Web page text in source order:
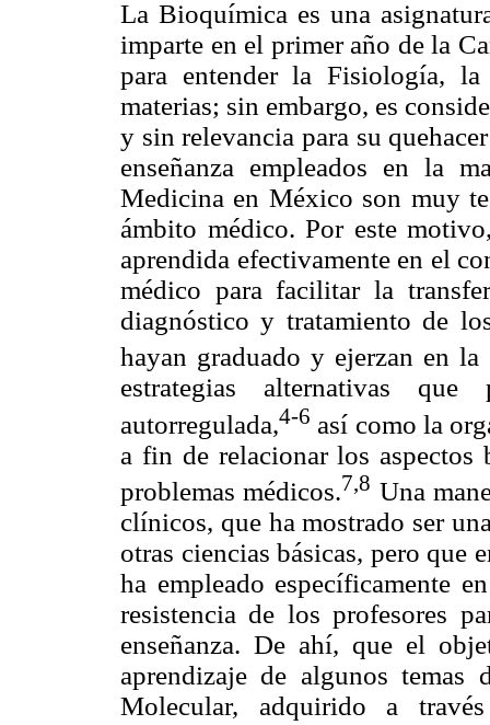
La Bioquímica es una
imparte en el primer año de la
para entender la Fisiología,
materias; sin embargo, es
y sin relevancia para su
enseñanza empleados en la
Medicina en México son muy
ámbito médico. Por este
aprendida efectivamente en el
médico para facilitar la
diagnóstico y tratamiento de
hayan graduado y ejerzan en la
estrategias alternativas
autorregulada,4-6 así como la
a fin de relacionar los
problemas médicos.7,8 Una
clínicos, que ha mostrado ser
otras ciencias básicas, pero que
ha empleado específicamente
resistencia de los profesores
enseñanza. De ahí, que el
aprendizaje de algunos
Molecular, adquirido a